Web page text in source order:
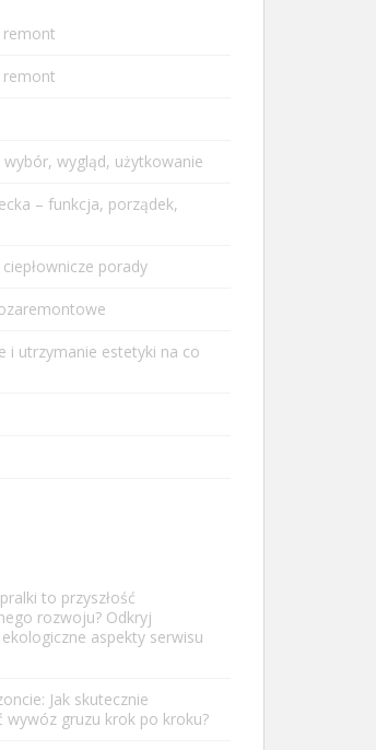
remont
remont
wybór, wygląd, użytkowanie
– funkcja, porządek,
ciepłownicze porady
i utrzymanie estetyki na co
to przyszłość
rozwoju? Odkryj
aspekty serwisu
Jak skutecznie
wywóz gruzu krok po kroku?